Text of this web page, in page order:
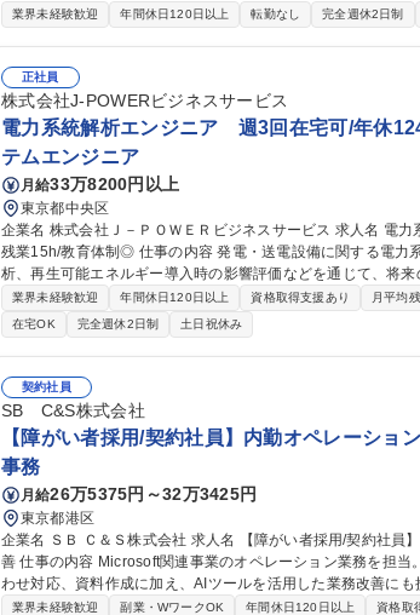
【業務内容】■サイボウズの働き方を支えるITシステムの設計
※当社の企業理念を実現するための社内環境づくり、つまり
でも、どこでも、誰とでも、最高の仕事ができるITを提供する」をミッション
ドミニストレータ/社内SE/100人100通りのマッチングをITで支
業界未経験歓迎 年間休日120日以上 転勤なし 完全週休2日制
正社員
株式会社J-POWERビジネスサービス
電力系統解析エンジニア 週3回在宅可/年休
テムエンジニア
月給33万8200円以上
東京都中央区
企業名 株式会社Ｊ－ＰＯＷＥＲビジネスサービス 求人名 電力系統解析エンジニア 週3回在宅可/年休124日/月平均
残業15h/教育体制◎ 仕事の内容 発電・送電設備に関する電力系統解析業務を担当します。潮流計算や安定度解
析、再生可能エネルギー導入時の影響評価などを通じて、将来
発電設備や新規需要家の系統連系に伴う影響評価 ・電圧変動
統計画に向けたシミュレーション ・RTDS、PSCAD、
た技術検討資料の作成 ・解析手法の高度化や支援ツール開発にも挑戦可能 募集職種 電力系統解
回在宅可/年休124日/月平均残業15h/教育体制◎
業界未経験歓迎 年間休日120日以上 資格取得支援あり 月平均
在宅OK
完全週休2日制 土日祝休み
契約社員
SB C&S株式会社
【障がい者採用/契約社員】内勤オペレーシ
事務
月給26万5375円～32万3425円
東京都港区
企業名 ＳＢ Ｃ＆Ｓ株式会社 求人名 【障がい者採用/契約社員】内勤オペレーション(Microsoft製品担当)・業務改
善 仕事の内容 Microsoft関連事業のオペレーション業務を担当。データ入力、受注・見積・納期調整、社内問い合
わせ対応、資料作成に加え、AIツールを活用した業務改善にも携わります。 【詳細】データ
積作成・納期調整/社内営業からの問い合わせ対応/マニュアル
業界未経験歓迎 副業・WワークOK 年間休日120日以上 資格取